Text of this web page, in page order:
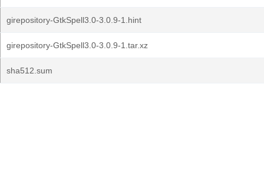
girepository-GtkSpell3.0-3.0.9-1.hint
girepository-GtkSpell3.0-3.0.9-1.tar.xz
sha512.sum